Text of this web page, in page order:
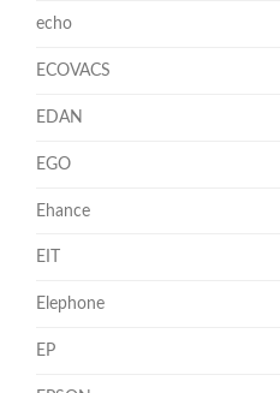
echo
ECOVACS
EDAN
EGO
Ehance
EIT
Elephone
EP